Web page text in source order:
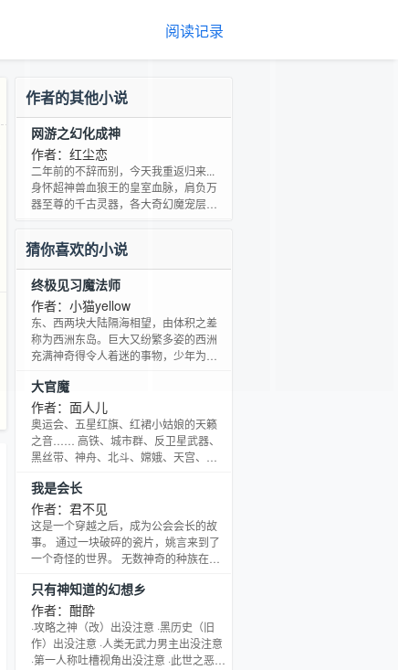
阅读记录
作者的其他小说
网游之幻化成神
作者：红尘恋
二年前的不辞而别，今天我重返归来...
身怀超神兽血狼王的皇室血脉，肩负万
器至尊的千古灵器，各大奇幻魔宠层出
慢浮出水面，我的真实身份到底是谁？
这一切的一切就从灵舞这款游戏开始...
自己开的QQ群：24934611，有兴趣的
可以加进来。 本书：网游题材为主体，
玄幻情感为辅，希望大家喜欢。
猜你喜欢的小说
终极见习魔法师
作者：小猫yellow
东、西两块大陆隔海相望，由体积之差
称为西洲东岛。巨大又纷繁多姿的西洲
充满神奇得令人着迷的事物，少年为陪
世界，开始了他奇幻消遥的人生。 PS：
喜欢漫画么？我喜欢。写一篇任性的东
西，也许没有深刻的内涵，也许没有优
美的文笔，也许没有引人入胜环环相扣
的剧情，只希望在如今这个容易紧张烦
湾。不敢保证做到，只是争取做好。 －
－ 以前的QQ丢了，
大官魔
作者：面人儿
奥运会、五星红旗、红裙小姑娘的天籁
之音…… 高铁、城市群、反卫星武器、
黑丝带、神舟、北斗、嫦娥、天宫、股
见双飞…… 王铎做了一个离奇古怪、乱
七八糟的梦。 醒来后，像很多人都有过
的，梦里的一切迅速模糊，王铎想抓住
梦里的东西，但很快就彻底忘记。 梦里
的内容，王铎虽然彻底忘记，但还是有
处，它不知不觉地影响着王铎，改变着
王铎，使王铎成为了
我是会长
作者：君不见
这是一个穿越之后，成为公会会长的故
事。 通过一块破碎的瓷片，姚言来到了
一个奇怪的世界。 无数神奇的种族在此
无数的势力在这里争权夺利，无数的阵
营在此划分地盘，无数的强者在这里产
生，又倒下。当然，也有没有倒下的，
因为他们在遇到危险的时候都会大喊一
声：会长救命！ 会长是谁？ 姚言从收留
只有神知道的幻想乡
作者：酣酔
·攻略之神（改）出没注意 ·黑历史（旧
作）出没注意 ·人类无武力男主出没注意
·第一人称吐槽视角出没注意 ·此世之恶